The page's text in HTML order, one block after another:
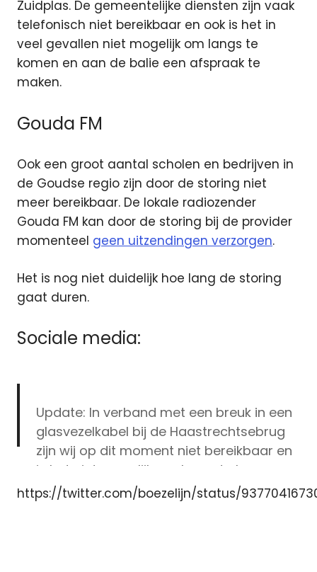
Zuidplas. De gemeentelijke diensten zijn vaak
telefonisch niet bereikbaar en ook is het in
veel gevallen niet mogelijk om langs te
komen en aan de balie een afspraak te
maken.
Gouda FM
Ook een groot aantal scholen en bedrijven in
de Goudse regio zijn door de storing niet
meer bereikbaar. De lokale radiozender
Gouda FM kan door de storing bij de provider
momenteel geen uitzendingen verzorgen.
Het is nog niet duidelijk hoe lang de storing
gaat duren.
Sociale media:
Update: In verband met een breuk in een
glasvezelkabel bij de Haastrechtsebrug
zijn wij op dit moment niet bereikbaar en
is het niet mogelijk om langs te komen
aan de balie of een afspraak te maken.
https://twitter.com/boezelijn/status/